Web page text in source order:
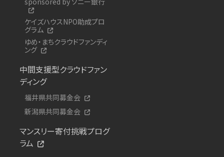
ケイズハウスNPO助成プロ
グラム
ゆめ・まちクラウドファンディ
ング
中間支援型クラウドファン
ディング
福井県共同募金会
新潟県共同募金会
マンスリー寄付挑戦プログ
ラム